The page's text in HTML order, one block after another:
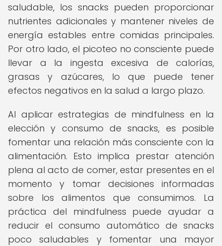
saludable, los snacks pueden proporcionar
nutrientes adicionales y mantener niveles de
energía estables entre comidas principales.
Por otro lado, el picoteo no consciente puede
llevar a la ingesta excesiva de calorías,
grasas y azúcares, lo que puede tener
efectos negativos en la salud a largo plazo.
Al aplicar estrategias de mindfulness en la
elección y consumo de snacks, es posible
fomentar una relación más consciente con la
alimentación. Esto implica prestar atención
plena al acto de comer, estar presentes en el
momento y tomar decisiones informadas
sobre los alimentos que consumimos. La
práctica del mindfulness puede ayudar a
reducir el consumo automático de snacks
poco saludables y fomentar una mayor